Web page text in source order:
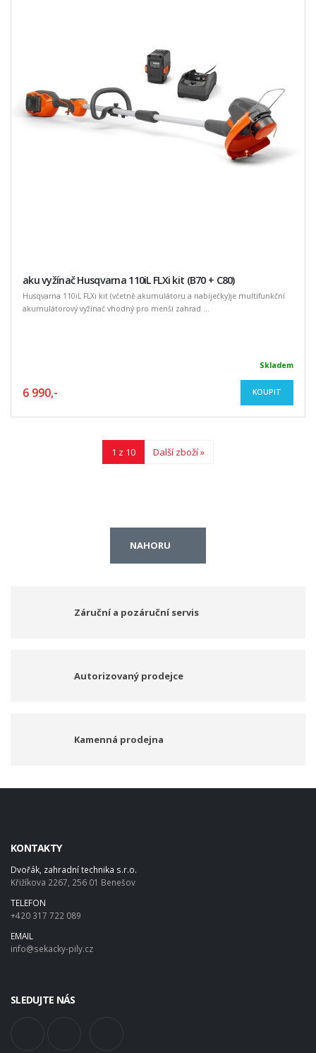
aku vyžínač Husqvarna 110iL FLXi kit (B70 + C80)
Husqvarna 110iL FLXi kit (včetně akumulátoru a nabíječky)je multifunkční
akumulátorový vyžínač vhodný pro menší zahrad ...
Skladem
6 990,- KOUPIT
1 z 10 Další zboží »
NAHORU
Záruční a pozáruční servis
Autorizovaný prodejce
Kamenná prodejna
KONTAKTY
Dvořák, zahradní technika s.r.o.
Křižíkova 2267, 256 01 Benešov
TELEFON
+420 317 722 089
EMAIL
info@sekacky-pily.cz
SLEDUJTE NÁS